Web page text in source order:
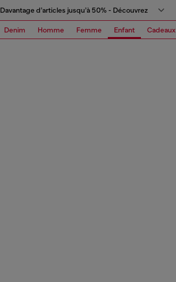
Davantage d’articles jusqu’à 50% - Découvrez
Denim Homme Femme Enfant Cadeaux